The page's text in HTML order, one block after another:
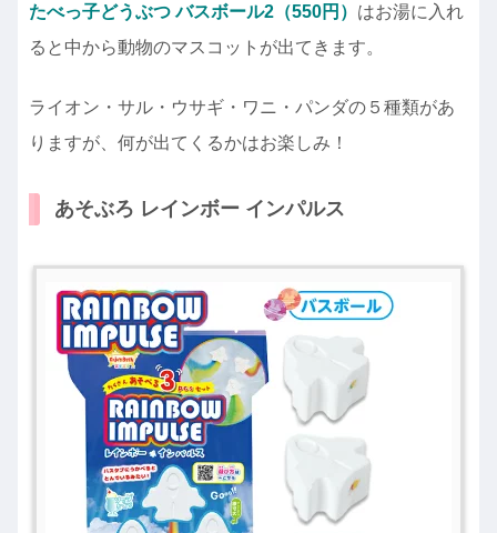
たべっ子どうぶつ バスボール2（550円） はお湯に入れ
ると中から動物のマスコットが出てきます。
ライオン・サル・ウサギ・ワニ・パンダの５種類があ
りますが、何が出てくるかはお楽しみ！
あそぶろ レインボー インパルス